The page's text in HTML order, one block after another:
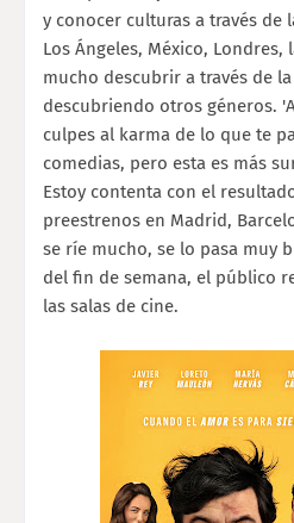
y conocer culturas a través de
Los Ángeles, México, Londres,
mucho descubrir a través de
descubriendo otros géneros.
culpes al karma de lo que te
comedias, pero esta es más
Estoy contenta con el
preestrenos en Madrid,
se ríe mucho, se lo pasa muy
del fin de semana, el público
las salas de cine.